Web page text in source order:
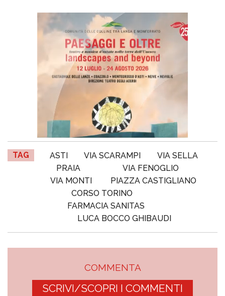
TAG ASTI VIA SCARAMPI
VIA SELLA
PRAIA
VIA FENOGLIO
VIA MONTI
PIAZZA CASTIGLIANO
CORSO TORINO
FARMACIA SANITAS
LUCA BOCCO GHIBAUDI
COMMENTA
SCRIVI/SCOPRI I COMMENTI